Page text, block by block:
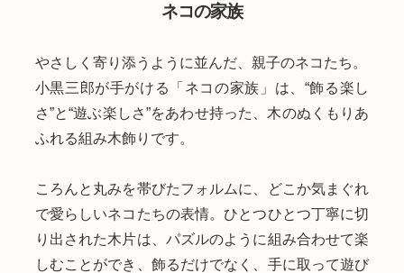
ネコの家族
やさしく寄り添うように並んだ、親子のネコたち。
小黒三郎が手がける「ネコの家族」は、“飾る楽し
さ”と“遊ぶ楽しさ”をあわせ持った、木のぬくもりあ
ふれる組み木飾りです。
ころんと丸みを帯びたフォルムに、どこか気まぐれ
で愛らしいネコたちの表情。ひとつひとつ丁寧に切
り出された木片は、パズルのように組み合わせて楽
しむことができ、飾るだけでなく、手に取って遊び